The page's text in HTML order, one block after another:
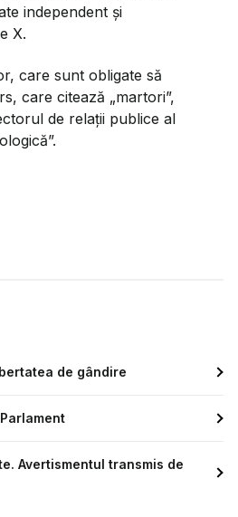
independent şi
X.
care sunt obligate să
care citează „martori”,
de relaţii publice al
de gândire
Avertismentul transmis de